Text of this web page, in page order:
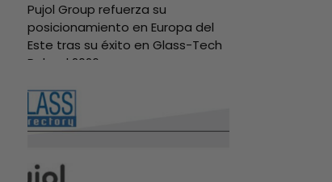
Pujol Group refuerza su
posicionamiento en Europa del
Este tras su éxito en Glass-Tech
Poland 2026